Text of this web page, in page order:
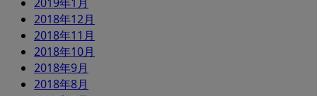
2018年12月
2018年11月
2018年10月
2018年9月
2018年8月